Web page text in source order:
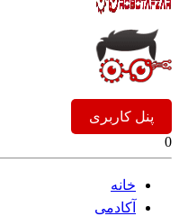
پنل کاربری
0
خانه
آکادمی